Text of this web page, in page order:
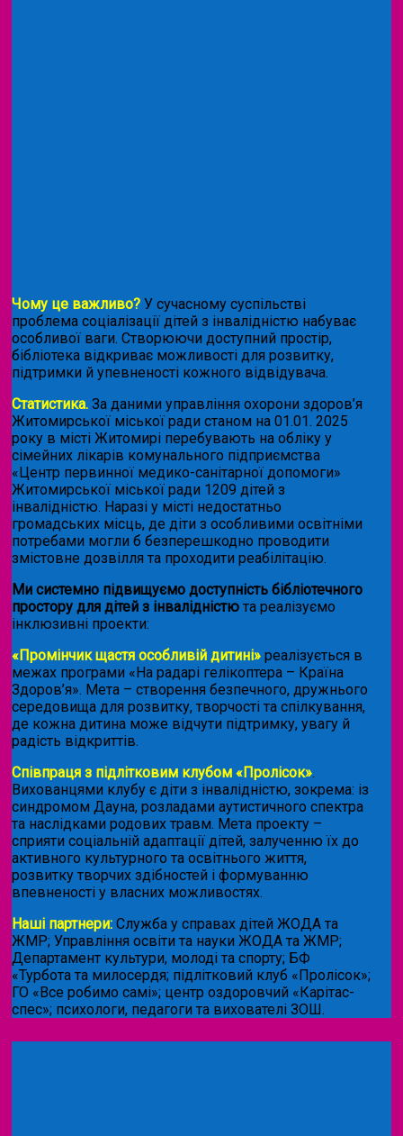
Чому це важливо? У сучасному суспільстві
проблема соціалізації дітей з інвалідністю набуває
особливої ваги. Створюючи доступний простір,
бібліотека відкриває можливості для розвитку,
підтримки й упевненості кожного відвідувача.
Статистика. За даними управління охорони здоров’я
Житомирської міської ради станом на 01.01. 2025
року в місті Житомирі перебувають на обліку у
сімейних лікарів комунального підприємства
«Центр первинної медико-санітарної допомоги»
Житомирської міської ради 1209 дітей з
інвалідністю. Наразі у місті недостатньо
громадських місць, де діти з особливими освітніми
потребами могли б безперешкодно проводити
змістовне дозвілля та проходити реабілітацію.
Ми системно підвищуємо доступність бібліотечного
простору для дітей з інвалідністю та реалізуємо
інклюзивні проекти:
«Промінчик щастя особливій дитині» реалізується в
межах програми «На радарі гелікоптера – Країна
Здоров’я». Мета – створення безпечного, дружнього
середовища для розвитку, творчості та спілкування,
де кожна дитина може відчути підтримку, увагу й
радість відкриттів.
Співпраця з підлітковим клубом «Пролісок».
Вихованцями клубу є діти з інвалідністю, зокрема: із
синдромом Дауна, розладами аутистичного спектра
та наслідками родових травм. Мета проекту –
сприяти соціальній адаптації дітей, залученню їх до
активного культурного та освітнього життя,
розвитку творчих здібностей і формуванню
впевненості у власних можливостях.
Наші партнери: Служба у справах дітей ЖОДА та
ЖМР; Управління освіти та науки ЖОДА та ЖМР;
Департамент культури, молоді та спорту; БФ
«Турбота та милосердя; підлітковий клуб «Пролісок»;
ГО «Все робимо самі»; центр оздоровчий «Карітас-
спес»; психологи, педагоги та вихователі ЗОШ.